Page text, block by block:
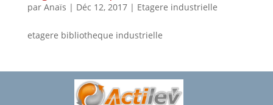
par Anaïs | Déc 12, 2017| Etagere industrielle
etagere bibliotheque industrielle